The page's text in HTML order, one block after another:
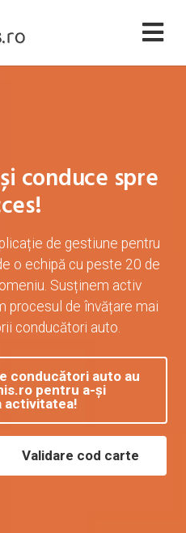
conduce spre
de gestiune pentru
o echipă cu peste 20 de
Susținem activ
procesul de învățare mai
conducători auto.
conducători auto au
pentru a-și
activitatea!
Validare cod carte